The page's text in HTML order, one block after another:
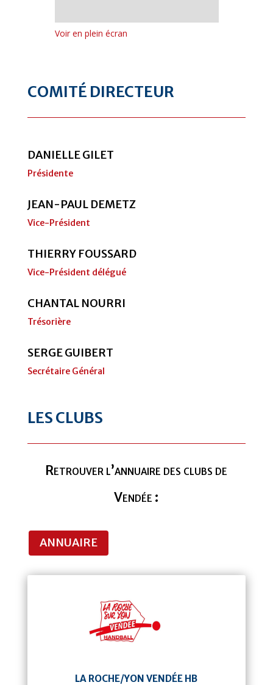
Voir en plein écran
COMITÉ DIRECTEUR
DANIELLE GILET
Présidente
JEAN-PAUL DEMETZ
Vice-Président
THIERRY FOUSSARD
Vice-Président délégué
CHANTAL NOURRI
Trésorière
SERGE GUIBERT
Secrétaire Général
LES CLUBS
Retrouver l’annuaire des clubs de
Vendée :
ANNUAIRE
LA ROCHE/YON VENDÉE HB